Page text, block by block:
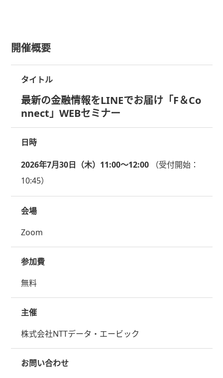
開催概要
タイトル
最新の金融情報をLINEでお届け「F＆Co
nnect」WEBセミナー
日時
2026年7月30日（木）11:00～12:00
（受付開始：
10:45）
会場
Zoom
参加費
無料
主催
株式会社NTTデータ・エービック
お問い合わせ